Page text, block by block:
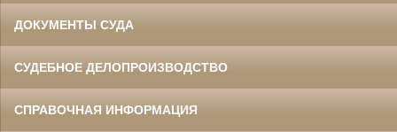
ДОКУМЕНТЫ СУДА
СУДЕБНОЕ ДЕЛОПРОИЗВОДСТВО
СПРАВОЧНАЯ ИНФОРМАЦИЯ